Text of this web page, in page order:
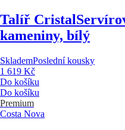
Talíř Cristal
kameniny, bílý
SklademPoslední kousky
1 619 Kč
Do košíku
Do košíku
Premium
Costa Nova